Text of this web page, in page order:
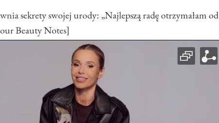
sekrety swojej urody: „Najlepszą radę otrzymałam od
Beauty Notes]